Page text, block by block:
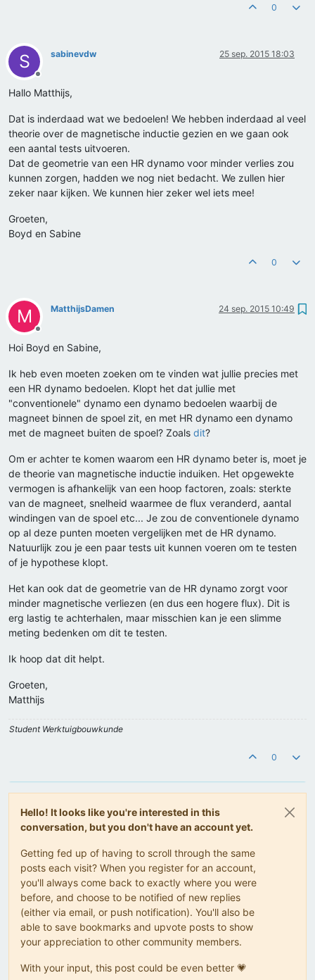
0
S
Offline
sabinevdw 25 sep. 2015 18:03
Hallo Matthijs,
Dat is inderdaad wat we bedoelen! We hebben inderdaad al veel
theorie over de magnetische inductie gezien en we gaan ook
een aantal tests uitvoeren.
Dat de geometrie van een HR dynamo voor minder verlies zou
kunnen zorgen, hadden we nog niet bedacht. We zullen hier
zeker naar kijken. We kunnen hier zeker wel iets mee!
Groeten,
Boyd en Sabine
0
M
Offline
MatthijsDamen 24 sep. 2015 10:49
Hoi Boyd en Sabine,
Ik heb even moeten zoeken om te vinden wat jullie precies met
een HR dynamo bedoelen. Klopt het dat jullie met
"conventionele" dynamo een dynamo bedoelen waarbij de
magneet binnen de spoel zit, en met HR dynamo een dynamo
met de magneet buiten de spoel? Zoals dit?
Om er achter te komen waarom een HR dynamo beter is, moet je
de theorie van magnetische inductie induiken. Het opgewekte
vermogen is afhankelijk van een hoop factoren, zoals: sterkte
van de magneet, snelheid waarmee de flux veranderd, aantal
windingen van de spoel etc... Je zou de conventionele dynamo
op al deze punten moeten vergelijken met de HR dynamo.
Natuurlijk zou je een paar tests uit kunnen voeren om te testen
of je hypothese klopt.
Het kan ook dat de geometrie van de HR dynamo zorgt voor
minder magnetische verliezen (en dus een hogere flux). Dit is
erg lastig te achterhalen, maar misschien kan je een slimme
meting bedenken om dit te testen.
Ik hoop dat dit helpt.
Groeten,
Matthijs
Student Werktuigbouwkunde
0
Hello! It looks like you're interested in this
conversation, but you don't have an account yet.
Getting fed up of having to scroll through the same
posts each visit? When you register for an account,
you'll always come back to exactly where you were
before, and choose to be notified of new replies
(either via email, or push notification). You'll also be
able to save bookmarks and upvote posts to show
your appreciation to other community members.
With your input, this post could be even better 💗